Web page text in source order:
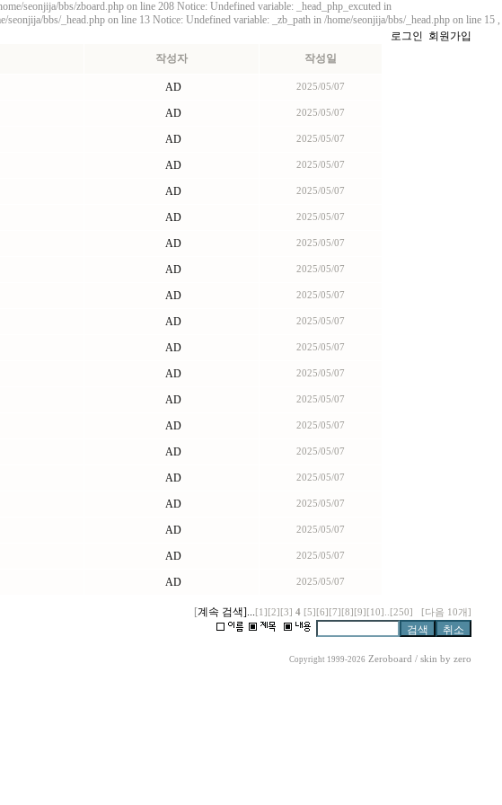
seonjija/bbs/zboard.php on line 208 Notice: Undefined variable: _head_php_excuted in
bbs/_head.php on line 13 Notice: Undefined variable: _zb_path in /home/seonjija/bbs/_head.php on line 15 ,
로그인 회원가입
작성자 작성일
AD 2025/05/07
AD 2025/05/07
AD 2025/05/07
AD 2025/05/07
AD 2025/05/07
AD 2025/05/07
AD 2025/05/07
AD 2025/05/07
AD 2025/05/07
AD 2025/05/07
AD 2025/05/07
AD 2025/05/07
AD 2025/05/07
AD 2025/05/07
AD 2025/05/07
AD 2025/05/07
AD 2025/05/07
AD 2025/05/07
AD 2025/05/07
AD 2025/05/07
[계속 검색]...[1] [2] [3] 4 [5] [6] [7] [8] [9] [10] [250] [다음 10개]
Copyright 1999-2026 Zeroboard / skin by zero